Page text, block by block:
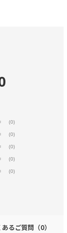
(0)
(0)
(0)
(0)
(0)
るご質問 （0）